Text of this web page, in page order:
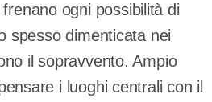
ogni possibilità di
spesso dimenticata nei
il sopravvento. Ampio
i luoghi centrali con il